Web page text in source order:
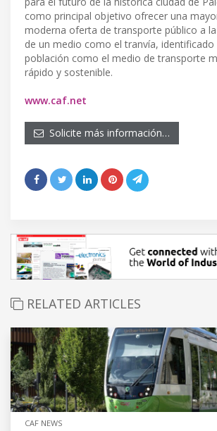
como principal objetivo ofrecer una
moderna oferta de transporte público a
de un medio como el tranvía,
población como el medio de transporte
rápido y sostenible.
www.caf.net
Solicite más información…
RELATED ARTICLES
CAF NEWS